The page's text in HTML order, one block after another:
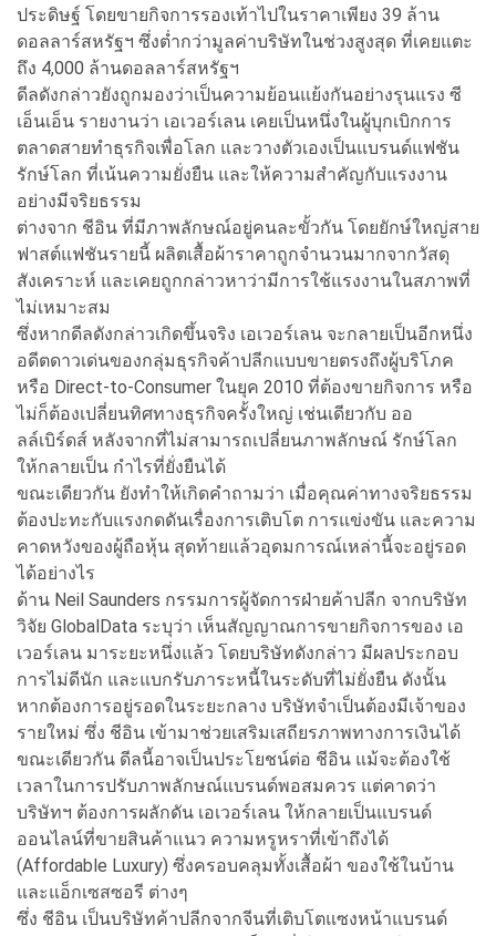
ประดิษฐ์ โดยขายกิจการรองเท้าไปในราคาเพียง 39 ล้าน
ดอลลาร์สหรัฐฯ ซึ่งต่ำกว่ามูลค่าบริษัทในช่วงสูงสุด ที่เคยแตะ
ถึง 4,000 ล้านดอลลาร์สหรัฐฯ
ดีลดังกล่าวยังถูกมองว่าเป็นความย้อนแย้งกันอย่างรุนแรง ซี
เอ็นเอ็น รายงานว่า เอเวอร์เลน เคยเป็นหนึ่งในผู้บุกเบิกการ
ตลาดสายทำธุรกิจเพื่อโลก และวางตัวเองเป็นแบรนด์แฟชัน
รักษ์โลก ที่เน้นความยั่งยืน และให้ความสำคัญกับแรงงาน
อย่างมีจริยธรรม
ต่างจาก ชีอิน ที่มีภาพลักษณ์อยู่คนละขั้วกัน โดยยักษ์ใหญ่สาย
ฟาสต์แฟชันรายนี้ ผลิตเสื้อผ้าราคาถูกจำนวนมากจากวัสดุ
สังเคราะห์ และเคยถูกกล่าวหาว่ามีการใช้แรงงานในสภาพที่
ไม่เหมาะสม
ซึ่งหากดีลดังกล่าวเกิดขึ้นจริง เอเวอร์เลน จะกลายเป็นอีกหนึ่ง
อดีตดาวเด่นของกลุ่มธุรกิจค้าปลีกแบบขายตรงถึงผู้บริโภค
หรือ Direct-to-Consumer ในยุค 2010 ที่ต้องขายกิจการ หรือ
ไม่ก็ต้องเปลี่ยนทิศทางธุรกิจครั้งใหญ่ เช่นเดียวกับ ออ
ลล์เบิร์ดส์ หลังจากที่ไม่สามารถเปลี่ยนภาพลักษณ์ รักษ์โลก
ให้กลายเป็น กำไรที่ยั่งยืนได้
ขณะเดียวกัน ยังทำให้เกิดคำถามว่า เมื่อคุณค่าทางจริยธรรม
ต้องปะทะกับแรงกดดันเรื่องการเติบโต การแข่งขัน และความ
คาดหวังของผู้ถือหุ้น สุดท้ายแล้วอุดมการณ์เหล่านี้จะอยู่รอด
ได้อย่างไร
ด้าน Neil Saunders กรรมการผู้จัดการฝ่ายค้าปลีก จากบริษัท
วิจัย GlobalData ระบุว่า เห็นสัญญาณการขายกิจการของ เอ
เวอร์เลน มาระยะหนึ่งแล้ว โดยบริษัทดังกล่าว มีผลประกอบ
การไม่ดีนัก และแบกรับภาระหนี้ในระดับที่ไม่ยั่งยืน ดังนั้น
หากต้องการอยู่รอดในระยะกลาง บริษัทจำเป็นต้องมีเจ้าของ
รายใหม่ ซึ่ง ชีอิน เข้ามาช่วยเสริมเสถียรภาพทางการเงินได้
ขณะเดียวกัน ดีลนี้อาจเป็นประโยชน์ต่อ ชีอิน แม้จะต้องใช้
เวลาในการปรับภาพลักษณ์แบรนด์พอสมควร แต่คาดว่า
บริษัทฯ ต้องการผลักดัน เอเวอร์เลน ให้กลายเป็นแบรนด์
ออนไลน์ที่ขายสินค้าแนว ความหรูหราที่เข้าถึงได้
(Affordable Luxury) ซึ่งครอบคลุมทั้งเสื้อผ้า ของใช้ในบ้าน
และแอ็กเซสซอรี ต่างๆ
ซึ่ง ชีอิน เป็นบริษัทค้าปลีกจากจีนที่เติบโตแซงหน้าแบรนด์